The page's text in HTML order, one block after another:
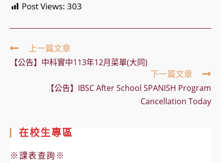
Post Views: 303
Read
more
articles
上一篇文章
【公告】中科實中113年12月菜單(大同)
下一篇文章
【公告】IBSC After School SPANISH Program
Cancellation Today
在校生專區
※課表查詢※